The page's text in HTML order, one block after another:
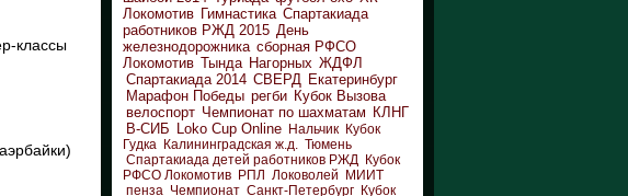
классы
Локомотив Гимнастика Спартакиада
работников РЖД 2015 День
железнодорожника сборная РФСО
Локомотив Тында Нагорных ЖДФЛ
Спартакиада 2014 СВЕРД Екатеринбург
Марафон Победы регби Кубок Вызова
велоспорт Чемпионат по шахматам КЛНГ
В-СИБ Loko Cup Online Нальчик Кубок
Гудка Калининградская ж.д. Тюмень
Спартакиада детей работников РЖД Кубок
РФСО Локомотив РПЛ Локоволей
МИИТ
пенза Чемпионат Санкт-Петербург Кубок